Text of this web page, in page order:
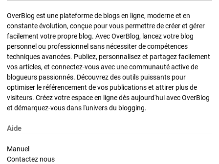
OverBlog est une plateforme de blogs en ligne, moderne et en
constante évolution, conçue pour vous permettre de créer et gérer
facilement votre propre blog. Avec OverBlog, lancez votre blog
personnel ou professionnel sans nécessiter de compétences
techniques avancées. Publiez, personnalisez et partagez facilement
vos articles, et connectez-vous avec une communauté active de
blogueurs passionnés. Découvrez des outils puissants pour
optimiser le référencement de vos publications et attirer plus de
visiteurs. Créez votre espace en ligne dès aujourd'hui avec OverBlog
et démarquez-vous dans l'univers du blogging.
Aide
Manuel
Contactez nous